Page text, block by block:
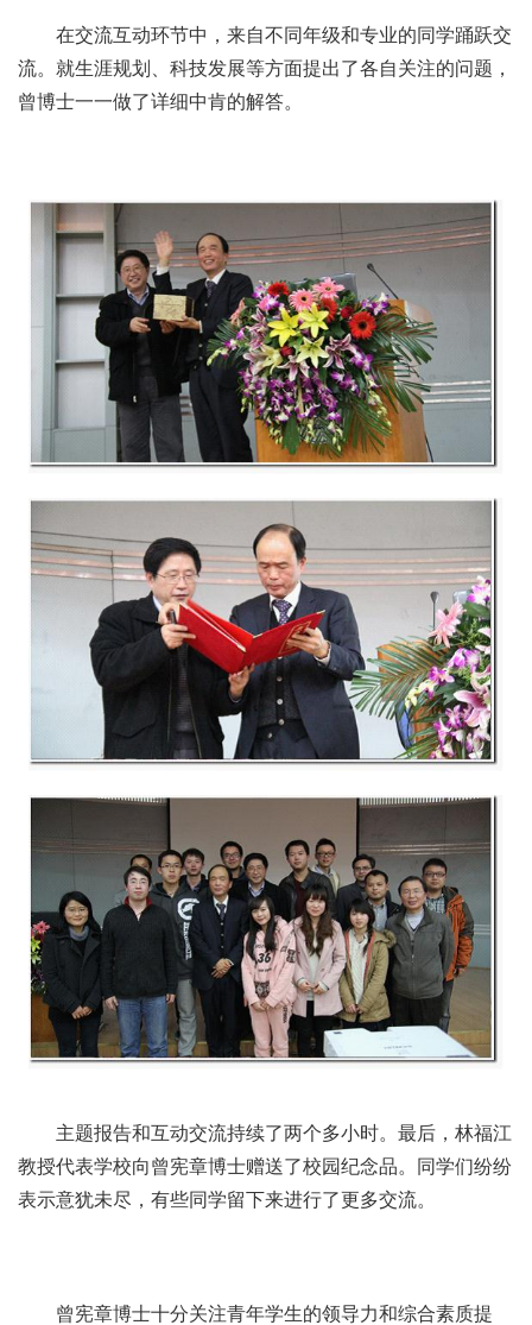
在交流互动环节中，来自不同年级和专业的同学踊跃交
流。就生涯规划、科技发展等方面提出了各自关注的问题，
曾博士一一做了详细中肯的解答。
主题报告和互动交流持续了两个多小时。最后，林福江
教授代表学校向曾宪章博士赠送了校园纪念品。同学们纷纷
表示意犹未尽，有些同学留下来进行了更多交流。
曾宪章博士十分关注青年学生的领导力和综合素质提